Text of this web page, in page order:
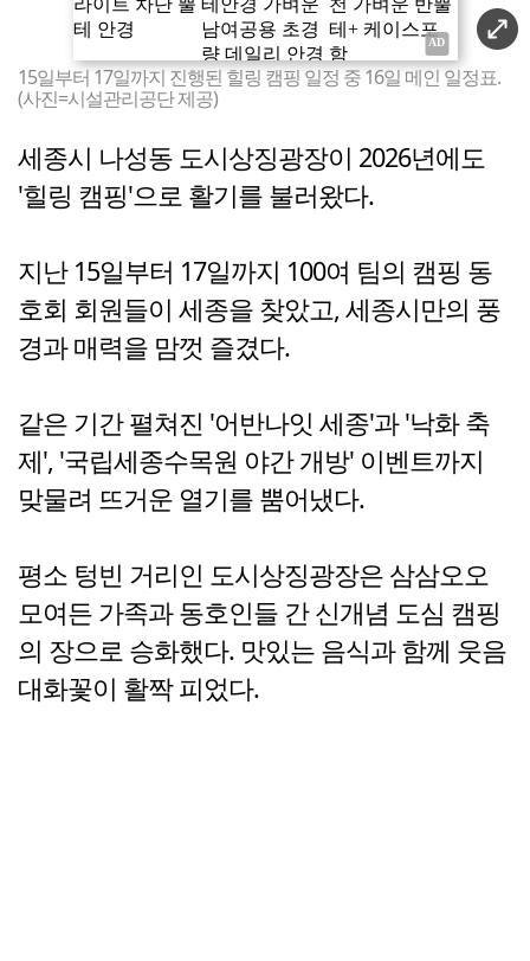
15일부터 17일까지 진행된 힐링 캠핑 일정 중 16일 메인 일정표.
(사진=시설관리공단 제공)
세종시 나성동 도시상징광장이 2026년에도
'힐링 캠핑'으로 활기를 불러왔다.
지난 15일부터 17일까지 100여 팀의 캠핑 동
호회 회원들이 세종을 찾았고, 세종시만의 풍
경과 매력을 맘껏 즐겼다.
같은 기간 펼쳐진 '어반나잇 세종'과 '낙화 축
제', '국립세종수목원 야간 개방' 이벤트까지
맞물려 뜨거운 열기를 뿜어냈다.
평소 텅빈 거리인 도시상징광장은 삼삼오오
모여든 가족과 동호인들 간 신개념 도심 캠핑
의 장으로 승화했다. 맛있는 음식과 함께 웃음
대화꽃이 활짝 피었다.